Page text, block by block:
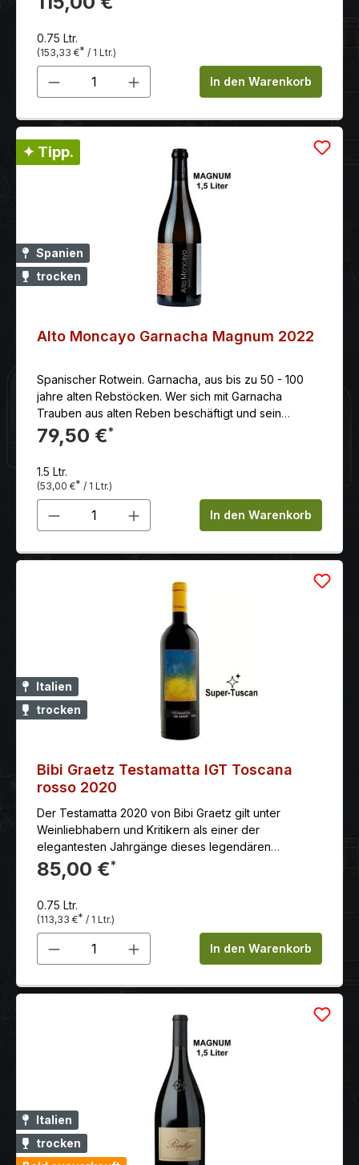
Moncayo.
0.75 Ltr.
(153,33 €* / 1 Ltr.)
Produkt Anzahl: Gib denIn den Warenkorb
✦ Tipp.
Spanien
trocken
Alto Moncayo Garnacha Magnum 2022
Spanischer Rotwein. Garnacha, aus bis zu 50 - 100
jahre alten Rebstöcken. Wer sich mit Garnacha
Trauben aus alten Reben beschäftigt und sein
Handwerk beherrscht, kann erstaunliche und
ausserordentliche Qualitäten hervorbringen.
79,50 €*
1.5 Ltr.
(53,00 €* / 1 Ltr.)
Produkt Anzahl: Gib denIn den Warenkorb
Italien
trocken
Bibi Graetz Testamatta IGT Toscana
rosso 2020
Der Testamatta 2020 von Bibi Graetz gilt unter
Weinliebhabern und Kritikern als einer der
elegantesten Jahrgänge dieses legendären
toskanischen Kultweins.
85,00 €*
0.75 Ltr.
(113,33 €* / 1 Ltr.)
Produkt Anzahl: Gib denIn den Warenkorb
Italien
trocken